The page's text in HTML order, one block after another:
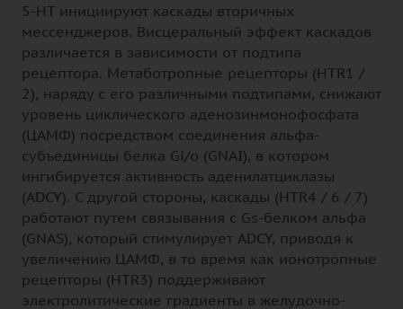
5-НТ инициируют каскады вторичных
мессенджеров. Висцеральный эффект каскадов
различается в зависимости от подтипа
рецептора. Метаботропные рецепторы (HTR1 /
2), наряду с его различными подтипами, снижают
уровень циклического аденозинмонофосфата
(ЦАМФ) посредством соединения альфа-
субъединицы белка Gi/o (GNAI), в котором
ингибируется активность аденилатциклазы
(ADCY). С другой стороны, каскады (HTR4 / 6 / 7)
работают путем связывания с Gs-белком альфа
(GNAS), который стимулирует ADCY, приводя к
увеличению ЦАМФ, в то время как ионотропные
рецепторы (HTR3) поддерживают
электролитические градиенты в желудочно-